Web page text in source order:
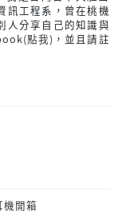
訊工程系，曾在桃機
人分享自己的知識與
點我) ，並且請註
開箱